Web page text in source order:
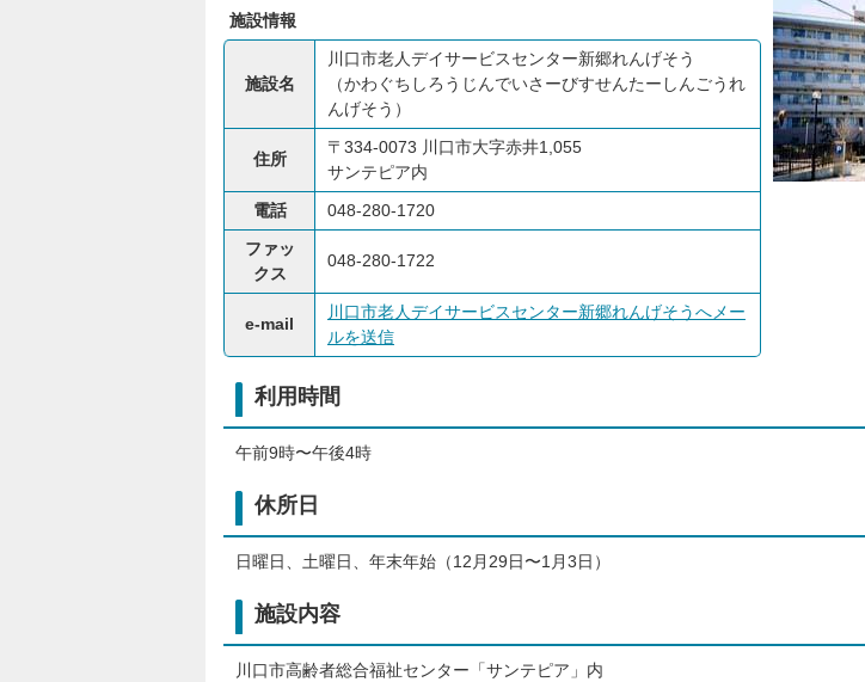
施設情報
施設名
川口市老人デイサービスセンター新郷れんげそう
（かわぐちしろうじんでいさーびすせんたーしんごうれ
んげそう）
住所
〒334-0073 川口市大字赤井1,055
サンテピア内
電話
048-280-1720
ファッ
クス
048-280-1722
e-mail
川口市老人デイサービスセンター新郷れんげそうへメー
ルを送信
利用時間
午前9時〜午後4時
休所日
日曜日、土曜日、年末年始（12月29日〜1月3日）
施設内容
川口市高齢者総合福祉センター「サンテピア」内